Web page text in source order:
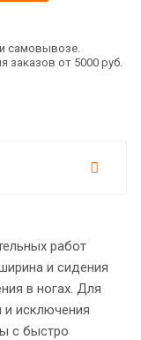
самовывозе.
от 5000 руб.
работ
и сидения
в ногах. Для
и исключения
с быстро